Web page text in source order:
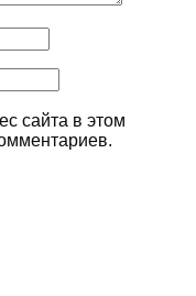
сайта в этом